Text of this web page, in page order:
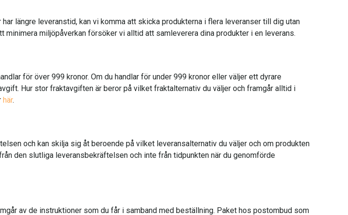
längre leveranstid, kan vi komma att skicka produkterna i flera leveranser till dig utan
miljöpåverkan försöker vi alltid att samleverera dina produkter i en leverans.
för över 999 kronor. Om du handlar för under 999 kronor eller väljer ett dyrare
Hur stor fraktavgiften är beror på vilket fraktalternativ du väljer och framgår alltid i
här.
och kan skilja sig åt beroende på vilket leveransalternativ du väljer och om produkten
den slutliga leveransbekräftelsen och inte från tidpunkten när du genomförde
av de instruktioner som du får i samband med beställning. Paket hos postombud som